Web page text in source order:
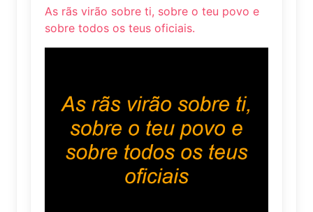
As rãs virão sobre ti, sobre o teu povo e
sobre todos os teus oficiais.